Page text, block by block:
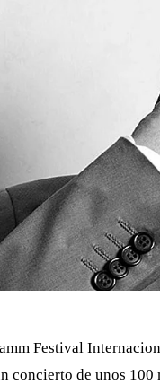
Festival
concierto de unos